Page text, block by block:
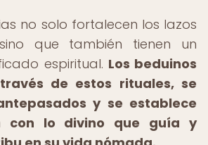
no solo fortalecen los lazos
que también tienen un
espiritual. Los beduinos
de estos rituales, se
y se establece
con lo divino que guía y